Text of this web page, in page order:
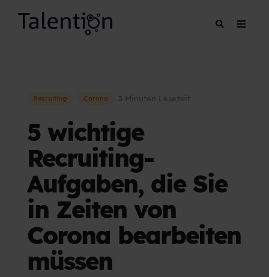
Recruiting Corona 3 Minuten Lesezeit
5 wichtige
Recruiting-
Aufgaben, die Sie
in Zeiten von
Corona bearbeiten
müssen